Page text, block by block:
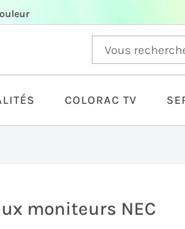
COLORAC TV
moniteurs NEC